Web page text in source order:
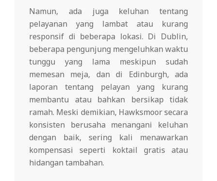
Namun, ada juga keluhan tentang
pelayanan yang lambat atau kurang
responsif di beberapa lokasi. Di Dublin,
beberapa pengunjung mengeluhkan waktu
tunggu yang lama meskipun sudah
memesan meja, dan di Edinburgh, ada
laporan tentang pelayan yang kurang
membantu atau bahkan bersikap tidak
ramah. Meski demikian, Hawksmoor secara
konsisten berusaha menangani keluhan
dengan baik, sering kali menawarkan
kompensasi seperti koktail gratis atau
hidangan tambahan.